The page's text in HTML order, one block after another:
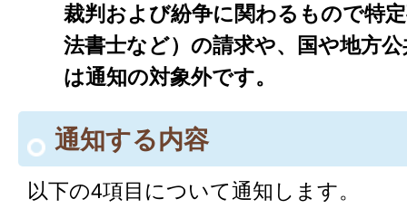
裁判および紛争に関わるもので特
法書士など）の請求や、国や地方
は通知の対象外です。
通知する内容
以下の4項目について通知します。